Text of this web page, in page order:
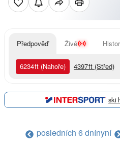
Předpověď Živě
6234ft (Nahoře) 4397ft (Střed)
ski
posledních 6 dnínyní